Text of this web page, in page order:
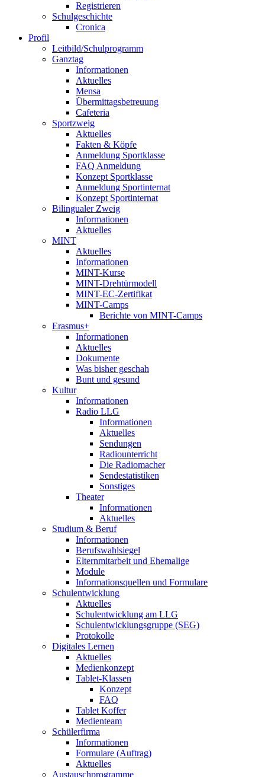
Registrieren
Schulgeschichte
Cronica
Profil
Leitbild/Schulprogramm
Ganztag
Informationen
Aktuelles
Mensa
Übermittagsbetreuung
Cafeteria
Sportzweig
Aktuelles
Fakten & Köpfe
Anmeldung Sportklasse
FAQ Anmeldung
Konzept Sportklasse
Anmeldung Sportinternat
Konzept Sportinternat
Bilingualer Zweig
Informationen
Aktuelles
MINT
Aktuelles
Informationen
MINT-Kurse
MINT-Drehtürmodell
MINT-EC-Zertifikat
MINT-Camps
Berichte von MINT-Camps
Erasmus+
Informationen
Aktuelles
Dokumente
Was bisher geschah
Bunt und gesund
Kultur
Informationen
Radio LLG
Informationen
Aktuelles
Sendungen
Radiounterricht
Die Radiomacher
Sendestatistiken
Sonstiges
Theater
Informationen
Aktuelles
Studium & Beruf
Informationen
Berufswahlsiegel
Elternmitarbeit und Ehemalige
Module
Informationsquellen und Formulare
Schulentwicklung
Aktuelles
Schulentwicklung am LLG
Schulentwicklungsgruppe (SEG)
Protokolle
Digitales Lernen
Aktuelles
Medienkonzept
Tablet-Klassen
Konzept
FAQ
Tablet Koffer
Medienteam
Schülerfirma
Informationen
Formulare (Auftrag)
Aktuelles
Austauschprogramme